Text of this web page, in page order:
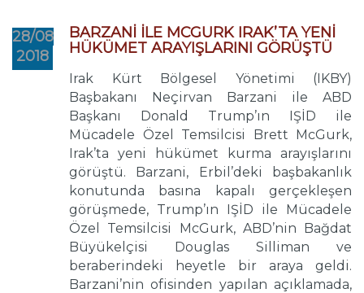
28/08
2018
BARZANİ İLE MCGURK IRAK’TA YENİ
HÜKÜMET ARAYIŞLARINI GÖRÜŞTÜ
Irak Kürt Bölgesel Yönetimi (IKBY)
Başbakanı Neçirvan Barzani ile ABD
Başkanı Donald Trump’ın IŞİD ile
Mücadele Özel Temsilcisi Brett McGurk,
Irak’ta yeni hükümet kurma arayışlarını
görüştü. Barzani, Erbil’deki başbakanlık
konutunda basına kapalı gerçekleşen
görüşmede, Trump’ın IŞİD ile Mücadele
Özel Temsilcisi McGurk, ABD’nin Bağdat
Büyükelçisi Douglas Silliman ve
beraberindeki heyetle bir araya geldi.
Barzani’nin ofisinden yapılan açıklamada,